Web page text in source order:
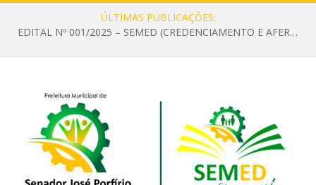
ÚLTIMAS PUBLICAÇÕES:
EDITAL Nº 001/2025 – SEMED (CREDENCIAMENTO E AFERIÇÃO DE CRITÉRIOS TÉCNICOS DE MÉRITO E DESEMPENHO PARA PROVIMENTO DO CARGO OU FUNÇÃO DE GESTOR ESCOLAR DAS UNIDADES DE ENSINO DA REDE MUNICIPAL DE SENADOR JO)